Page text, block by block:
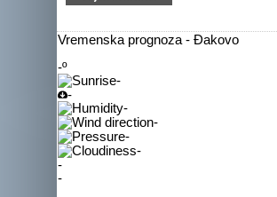
Vremenska prognoza - Đakovo
-º
-
-
-
-
-
-
-
-